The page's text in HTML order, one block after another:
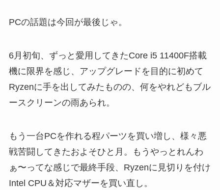
PCの話題は今回が最後じゃ。
6月初旬、ずっと愛用してきたCore i5 11400F搭載
機に限界を感じ、アップグレードを目的に初めて
Ryzenに手を出してみたものの、何をやれどもブル
ースクリーンの雨あられ。
もう一台PCを作れる程パーツを買い増し、様々悪
戦苦闘してきたおよそひと月。もうやっとれんわ
ぁ〜ってな感じで最終手段、Ryzenに見切りを付け
Intel CPU＆対応マザーを買い直し。